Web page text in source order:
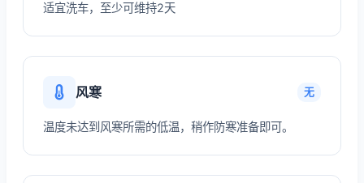
适宜洗车，至少可维持2天
风寒 无
温度未达到风寒所需的低温，稍作防寒准备即可。